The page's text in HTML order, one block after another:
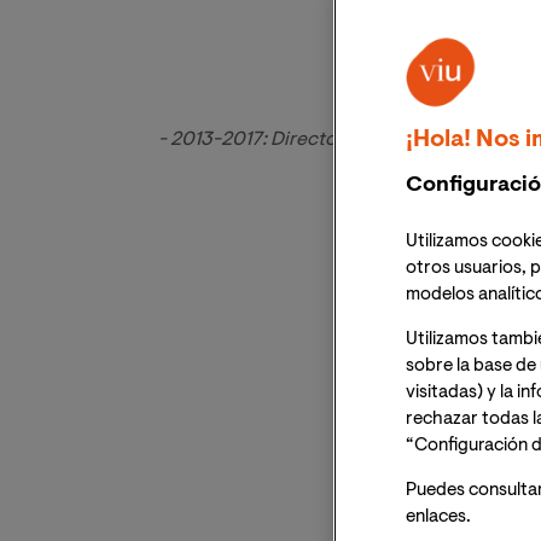
- 2013-2017: Director gobierno TIC ¡Hola! Nos
Utilizamos
otros usuarios,
modelos
Utilizamos
sobre la base
visitadas) y la
rechazar todas
“Configuración
Puedes
enlaces.